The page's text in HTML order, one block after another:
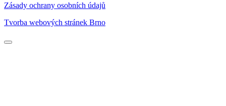
Zásady ochrany osobních údajů
Tvorba webových stránek Brno